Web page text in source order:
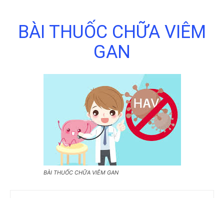
BÀI THUỐC CHỮA VIÊM
GAN
BÀI THUỐC CHỮA VIÊM GAN